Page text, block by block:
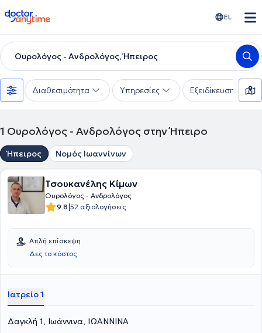
doctoranytime EL
Ουρολόγος - Ανδρολόγος, Ήπειρος
Διαθεσιμότητα Υπηρεσίες Εξειδίκευση
1 Ουρολόγος - Ανδρολόγος στην Ήπειρο
Ήπειρος Νομός Ιωαννίνων
Τσουκανέλης Κίμων
Ουρολόγος - Ανδρολόγος
9.8|52 αξιολογήσεις
Απλή επίσκεψη
Δες το κόστος
Ιατρείο 1
Δαγκλή 1, Ιωάννινα, ΙΩΑΝΝΙΝΑ